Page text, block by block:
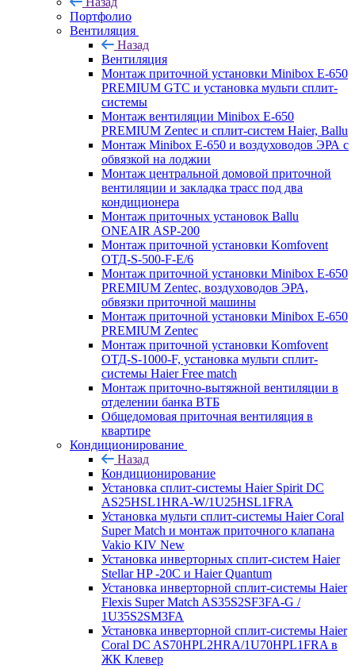
Портфолио
Вентиляция
Назад
Вентиляция
Монтаж приточной установки Minibox E-650
PREMIUM GTC и установка мульти сплит-
системы
Монтаж вентиляции Minibox E-650
PREMIUM Zentec и сплит-систем Haier, Ballu
Монтаж Minibox E-650 и воздуховодов ЭРА с
обвязкой на лоджии
Монтаж центральной домовой приточной
вентиляции и закладка трасс под два
кондиционера
Монтаж приточных установок Ballu
ONEAIR ASP-200
Монтаж приточной установки Komfovent
ОТД-S-500-F-E/6
Монтаж приточной установки Minibox E-650
PREMIUM Zentec, воздуховодов ЭРА,
обвязки приточной машины
Монтаж приточной установки Minibox E-650
PREMIUM Zentec
Монтаж приточной установки Komfovent
ОТД-S-1000-F, установка мульти сплит-
системы Haier Free match
Монтаж приточно-вытяжной вентиляции в
отделении банка ВТБ
Общедомовая приточная вентиляция в
квартире
Кондиционирование
Назад
Кондиционирование
Установка сплит-системы Haier Spirit DC
AS25HSL1HRA-W/1U25HSL1FRA
Установка мульти сплит-системы Haier Coral
Super Match и монтаж приточного клапана
Vakio KIV New
Установка инверторных сплит-систем Haier
Stellar HP -20С и Haier Quantum
Установка инверторной сплит-системы Haier
Flexis Super Match AS35S2SF3FA-G /
1U35S2SM3FA
Установка инверторной сплит-системы Haier
Coral DC AS70HPL2HRA/1U70HPL1FRA в
ЖК Клевер